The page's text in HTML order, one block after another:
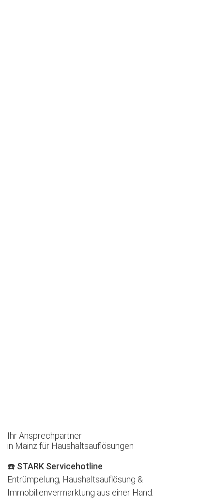
Ihr Ansprechpartner
in Mainz für Haushaltsauflösungen
☎️ STARK Servicehotline
Entrümpelung, Haushaltsauflösung &
Immobilienvermarktung aus einer Hand.